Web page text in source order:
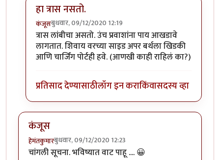
हा त्रास नसतो.
कंजूसबुधवार, 09/12/2020 12:19
In reply toSL बर्थ सुखकारक !byहेमंतकुमार
त्रास लांबीचा असतो. उंच प्रवाशांना पाय आखडावे
लागतात. शिवाय वरच्या साइड अपर बर्थला खिडकी
आणि चार्जिंग पोर्टही हवे. (आणखी काही राहिलं का?)
प्रतिसाद देण्यासाठीलॉग इन कराकिंवासदस्य व्हा
कंजूस
हेमंतकुमारबुधवार, 09/12/2020 12:23
चांगली सूचना. भविष्यात वाट पाहू .... 😀